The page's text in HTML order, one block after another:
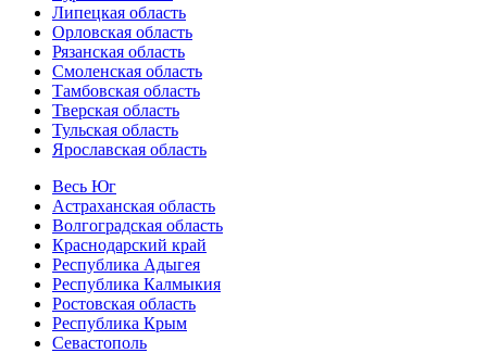
Липецкая область
Орловская область
Рязанская область
Смоленская область
Тамбовская область
Тверская область
Тульская область
Ярославская область
Весь Юг
Астраханская область
Волгоградская область
Краснодарский край
Республика Адыгея
Республика Калмыкия
Ростовская область
Республика Крым
Севастополь